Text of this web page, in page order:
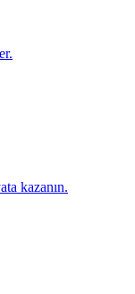
kazanın.